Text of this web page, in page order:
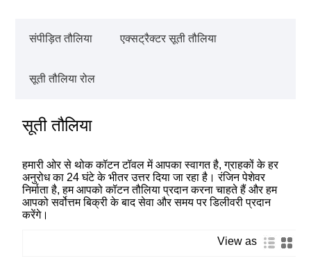
संपीड़ित तौलिया एक्सट्रैक्टर सूती तौलिया
सूती तौलिया रोल
सूती तौलिया
हमारी ओर से थोक कॉटन टॉवल में आपका स्वागत है, ग्राहकों के हर
अनुरोध का 24 घंटे के भीतर उत्तर दिया जा रहा है। रंजिन पेशेवर
निर्माता है, हम आपको कॉटन तौलिया प्रदान करना चाहते हैं और हम
आपको सर्वोत्तम बिक्री के बाद सेवा और समय पर डिलीवरी प्रदान
करेंगे।
View as